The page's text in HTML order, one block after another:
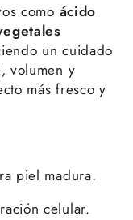
como ácido
un cuidado
volumen y
más fresco y
piel madura.
celular.